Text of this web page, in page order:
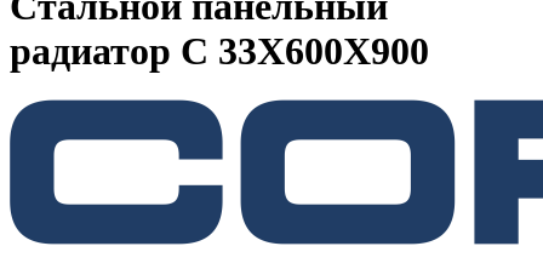
радиатор C 33X600X900